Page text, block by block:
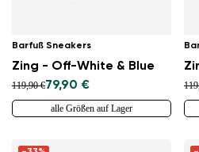
Land ändern
Lieferland auswählen
Barfuß Sneakers
Zing - Off-White & Blue
119,90 €79,90 €
alle Größen auf Lager